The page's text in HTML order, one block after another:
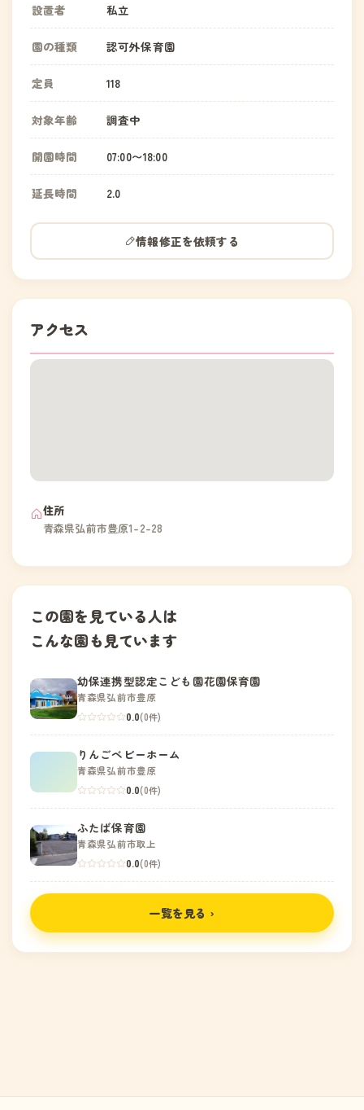
設置者 私立
園の種類 認可外保育園
定員 118
対象年齢 調査中
開園時間 07:00〜18:00
延長時間 2.0
情報修正を依頼する
アクセス
住所
青森県弘前市豊原1-2-28
この園を見ている人は
こんな園も見ています
幼保連携型認定こども園花園保育園
青森県弘前市豊原
0.0(0件)
りんごベビーホーム
青森県弘前市豊原
0.0(0件)
ふたば保育園
青森県弘前市取上
0.0(0件)
一覧を見る ›